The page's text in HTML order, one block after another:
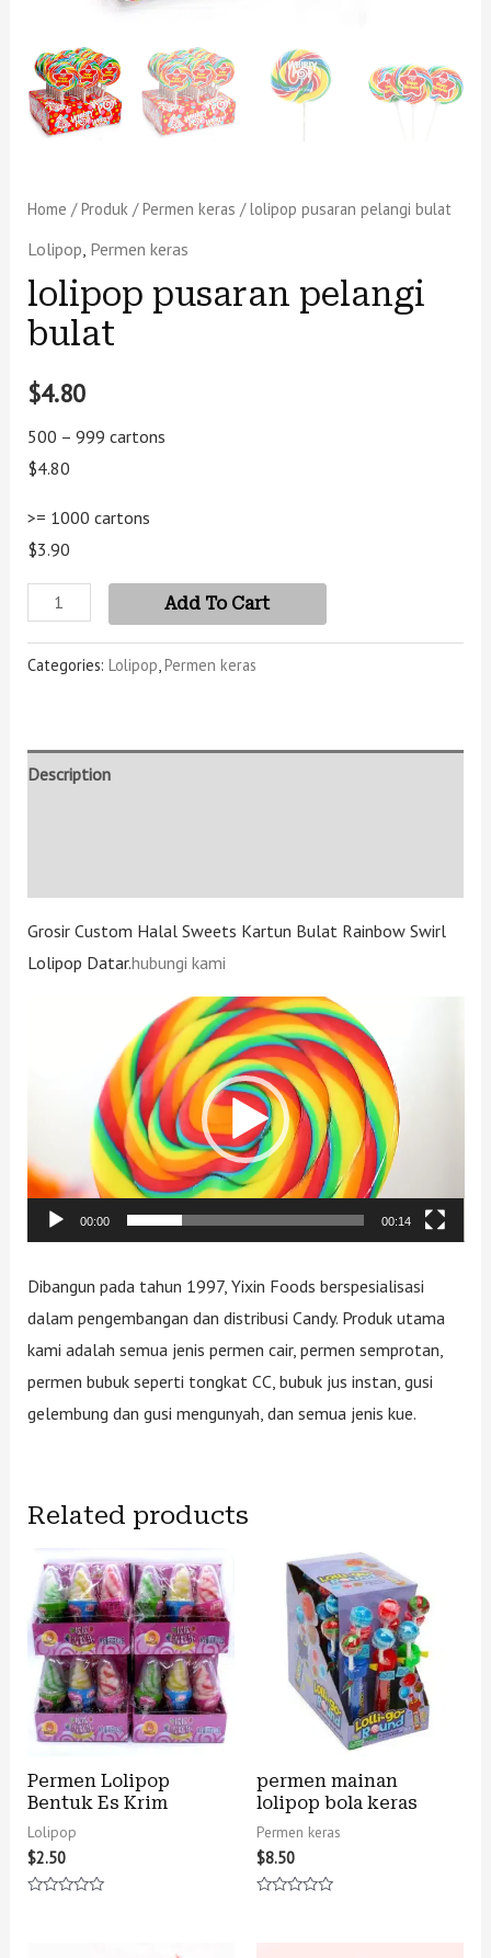
Home /Produk/Permen keras / lolipop pusaran pelangi bulat
Lolipop, Permen keras
lolipop pusaran pelangi
bulat
$4.80
500 – 999 cartons
$4.80
>= 1000 cartons
$3.90
Add To Cart
Categories: Lolipop,Permen keras
Description
Grosir Custom Halal Sweets Kartun Bulat Rainbow Swirl
Lolipop Datar.hubungi kami
00:00 00:14
Dibangun pada tahun 1997, Yixin Foods berspesialisasi
dalam pengembangan dan distribusi Candy. Produk utama
kami adalah semua jenis permen cair, permen semprotan,
permen bubuk seperti tongkat CC, bubuk jus instan, gusi
gelembung dan gusi mengunyah, dan semua jenis kue.
Related products
Permen Lolipop
Bentuk Es Krim
Lolipop
$2.50
permen mainan
lolipop bola keras
Permen keras
$8.50